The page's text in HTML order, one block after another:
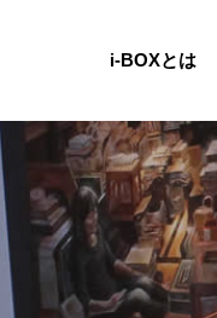
i-BOXとは